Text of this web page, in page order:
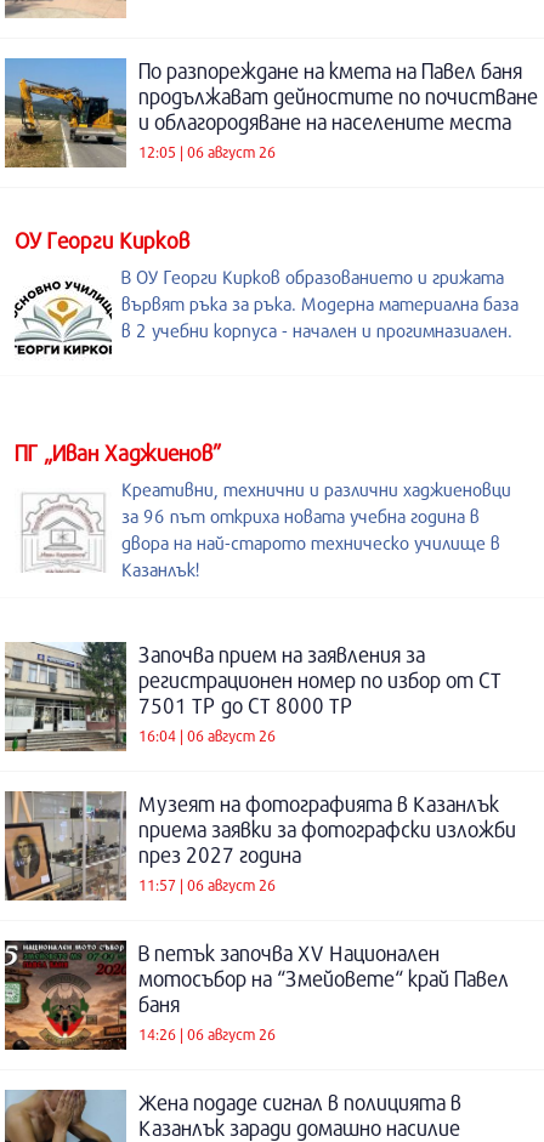
По разпореждане на кмета на Павел баня
продължават дейностите по почистване
и облагородяване на населените места
12:05 | 06 август 26
ОУ Георги Кирков
В ОУ Георги Кирков образованието и грижата
вървят ръка за ръка. Модерна материална база
в 2 учебни корпуса - начален и прогимназиален.
ПГ „Иван Хаджиенов”
Креативни, технични и различни хаджиеновци
за 96 път откриха новата учебна година в
двора на най-старото техническо училище в
Казанлък!
Започва прием на заявления за
регистрационен номер по избор от СТ
7501 ТР до СТ 8000 ТР
16:04 | 06 август 26
Музеят на фотографията в Казанлък
приема заявки за фотографски изложби
през 2027 година
11:57 | 06 август 26
В петък започва XV Национален
мотосъбор на “Змейовете“ край Павел
баня
14:26 | 06 август 26
Жена подаде сигнал в полицията в
Казанлък заради домашно насилие